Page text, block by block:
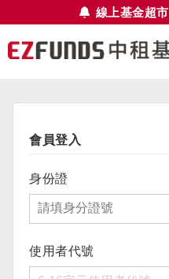
線上基金超
會員登入
身份證
使用者代號